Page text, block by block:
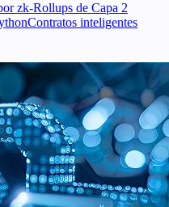
zk-Rollups de Capa 2
Contratos inteligentes